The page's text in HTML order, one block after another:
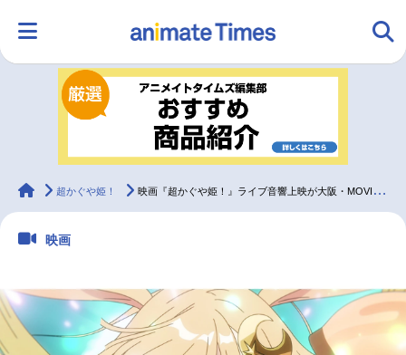
ランキング アニメ
ラジオ みんなの声
2.5次元 配信・Vtuber トレンド
animateTimes
超かぐや姫！ 映画『超かぐや姫！』ライブ音響上映が大阪・MOVIX八尾にて開催決定
映画